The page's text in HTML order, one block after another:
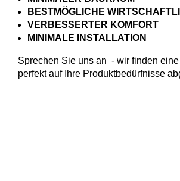
BESTMÖGLICHE
VERBESSERTER KOMFORT
MINIMALE INSTALLATION
Sprechen Sie uns an - wir finden
perfekt auf Ihre Produktbedürfnisse